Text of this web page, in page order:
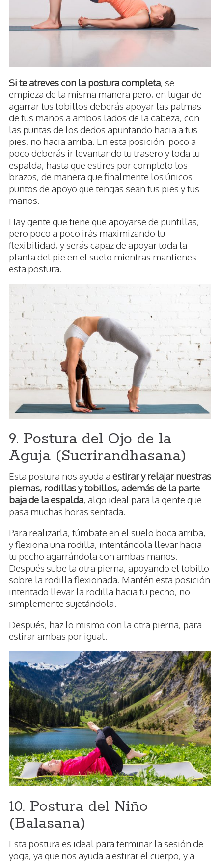
Si te atreves con la postura completa, se
empieza de la misma manera pero, en lugar de
agarrar tus tobillos deberás apoyar las palmas
de tus manos a ambos lados de la cabeza, con
las puntas de los dedos apuntando hacia a tus
pies, no hacia arriba. En esta posición, poco a
poco deberás ir levantando tu trasero y toda tu
espalda, hasta que estires por completo los
brazos, de manera que finalmente los únicos
puntos de apoyo que tengas sean tus pies y tus
manos.
Hay gente que tiene que apoyarse de puntillas,
pero poco a poco irás maximizando tu
flexibilidad, y serás capaz de apoyar toda la
planta del pie en el suelo mientras mantienes
esta postura.
9. Postura del Ojo de la
Aguja (Sucrirandhasana)
Esta postura nos ayuda a estirar y relajar nuestras
piernas, rodillas y tobillos, además de la parte
baja de la espalda, algo ideal para la gente que
pasa muchas horas sentada.
Para realizarla, túmbate en el suelo boca arriba,
y flexiona una rodilla, intentándola llevar hacia
tu pecho agarrándola con ambas manos.
Después sube la otra pierna, apoyando el tobillo
sobre la rodilla flexionada. Mantén esta posición
intentado llevar la rodilla hacia tu pecho, no
simplemente sujetándola.
Después, haz lo mismo con la otra pierna, para
estirar ambas por igual.
10. Postura del Niño
(Balasana)
Esta postura es ideal para terminar la sesión de
yoga, ya que nos ayuda a estirar el cuerpo, y a